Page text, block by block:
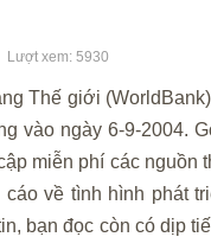
Lượt xem: 5930
Thế giới
vào ngày 6-9-2004.
miễn phí các
về tình hình phát
bạn đọc còn có dịp